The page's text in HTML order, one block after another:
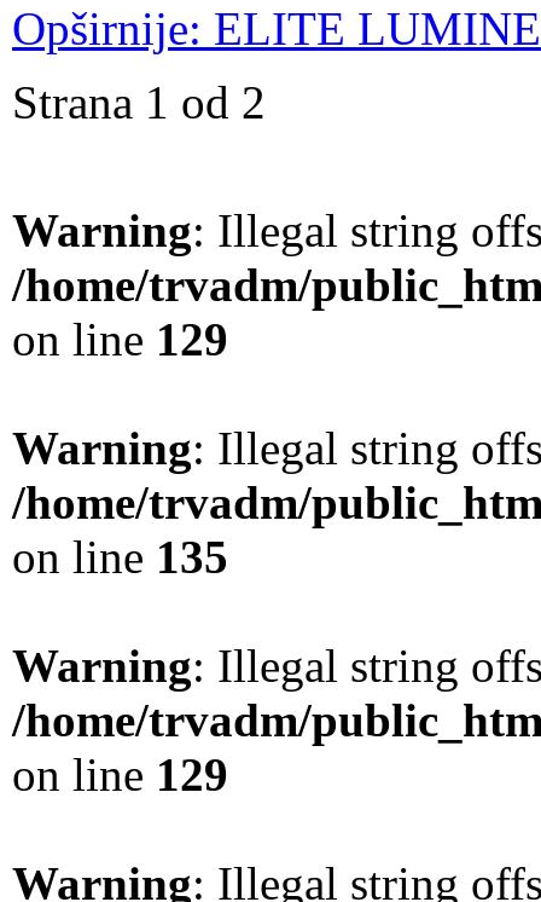
Opširnije: ELITE
Strana 1 od 2
Warning: Illegal string
/home/trvadm/
on line 129
Warning: Illegal string
/home/trvadm/
on line 135
Warning: Illegal string
/home/trvadm/
on line 129
Warning: Illegal string